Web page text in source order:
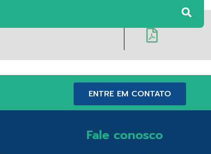
ENTRE EM CONTATO
Fale conosco